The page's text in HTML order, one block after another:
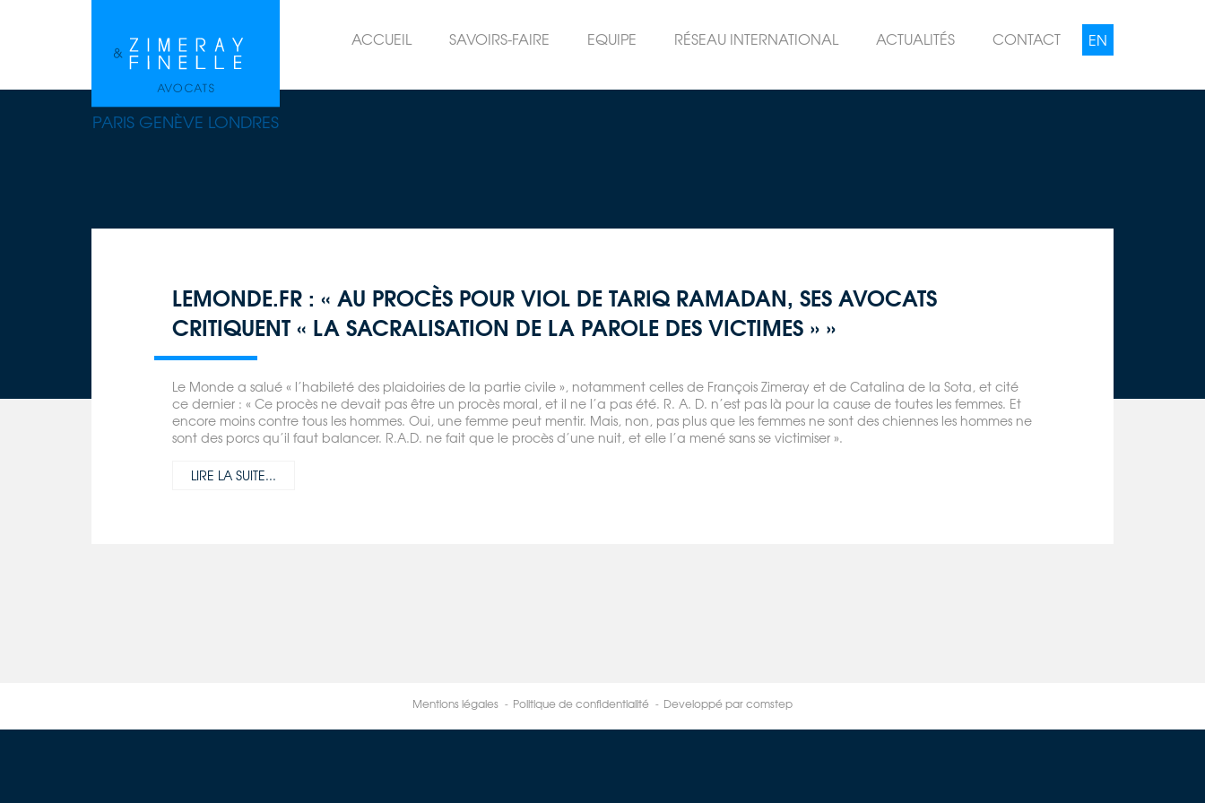
PARIS GENÈVE LONDRES
ACCUEIL SAVOIRS-FAIRE EQUIPE RÉSEAU INTERNATIONAL ACTUALITÉS CONTACT
LEMONDE.FR : « AU PROCÈS POUR VIOL DE TARIQ RAMADAN, SES AVOCATS
CRITIQUENT « LA SACRALISATION DE LA PAROLE DES VICTIMES » »
Le Monde a salué « l’habileté des plaidoiries de la partie civile », notamment celles de François Zimeray et de Catalina de la Sota, et cité
ce dernier : « Ce procès ne devait pas être un procès moral, et il ne l’a pas été. R. A. D. n’est pas là pour la cause de toutes les femmes. Et
encore moins contre tous les hommes. Oui, une femme peut mentir. Mais, non, pas plus que les femmes ne sont des chiennes les hommes ne
sont des porcs qu’il faut balancer. R.A.D. ne fait que le procès d’une nuit, et elle l’a mené sans se victimiser ».
LIRE LA SUITE...
Mentions légales Politique de confidentialité Developpé par comstep